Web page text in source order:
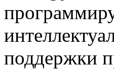
поддержки